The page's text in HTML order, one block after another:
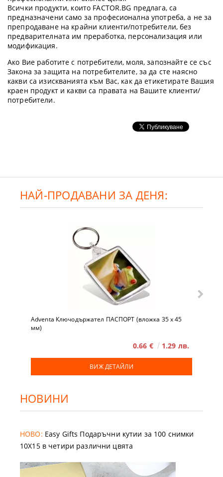
Всички продукти, които FACTOR.BG предлага, са
предназначени само за професионална употреба, а не за
препродаване на крайни клиенти/потребители, без
предварителната им преработка, персонализация или
модификация.
Ако Вие работите с потребители, моля, запознайте се със
Закона за защита на потребителите, за да сте наясно
какви са изискванията към Вас, как да етикетирате Вашия
краен продукт и какви са правата на Вашите клиенти/
потребители.
НАЙ-ПРОДАВАНИ ЗА ДЕНЯ:
Adventa Ключодържател ПАСПОРТ (вложка 35 x 45
мм)
0.66 € 1.29 лв.
ВИЖ ДЕТАЙЛИ
НОВИНИ
НОВО: Easy Gifts Подаръчни кутии за 100 снимки
10X15 в четири различни цвята